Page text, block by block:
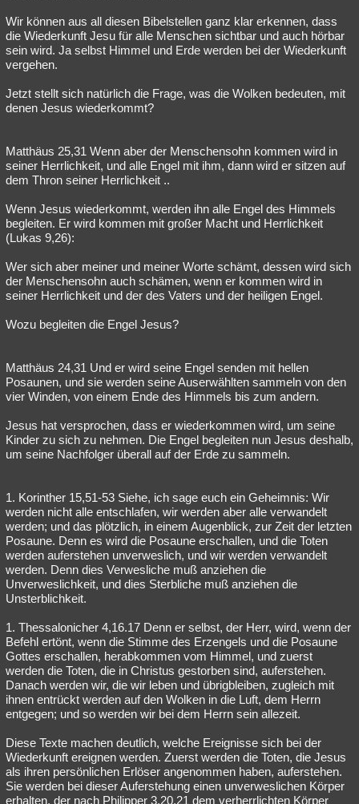
Wir können aus all diesen Bibelstellen ganz klar erkennen, dass
die Wiederkunft Jesu für alle Menschen sichtbar und auch hörbar
sein wird. Ja selbst Himmel und Erde werden bei der Wiederkunft
vergehen.
Jetzt stellt sich natürlich die Frage, was die Wolken bedeuten, mit
denen Jesus wiederkommt?
Matthäus 25,31 Wenn aber der Menschensohn kommen wird in
seiner Herrlichkeit, und alle Engel mit ihm, dann wird er sitzen auf
dem Thron seiner Herrlichkeit ..
Wenn Jesus wiederkommt, werden ihn alle Engel des Himmels
begleiten. Er wird kommen mit großer Macht und Herrlichkeit
(Lukas 9,26):
Wer sich aber meiner und meiner Worte schämt, dessen wird sich
der Menschensohn auch schämen, wenn er kommen wird in
seiner Herrlichkeit und der des Vaters und der heiligen Engel.
Wozu begleiten die Engel Jesus?
Matthäus 24,31 Und er wird seine Engel senden mit hellen
Posaunen, und sie werden seine Auserwählten sammeln von den
vier Winden, von einem Ende des Himmels bis zum andern.
Jesus hat versprochen, dass er wiederkommen wird, um seine
Kinder zu sich zu nehmen. Die Engel begleiten nun Jesus deshalb,
um seine Nachfolger überall auf der Erde zu sammeln.
1. Korinther 15,51-53 Siehe, ich sage euch ein Geheimnis: Wir
werden nicht alle entschlafen, wir werden aber alle verwandelt
werden; und das plötzlich, in einem Augenblick, zur Zeit der letzten
Posaune. Denn es wird die Posaune erschallen, und die Toten
werden auferstehen unverweslich, und wir werden verwandelt
werden. Denn dies Verwesliche muß anziehen die
Unverweslichkeit, und dies Sterbliche muß anziehen die
Unsterblichkeit.
1. Thessalonicher 4,16.17 Denn er selbst, der Herr, wird, wenn der
Befehl ertönt, wenn die Stimme des Erzengels und die Posaune
Gottes erschallen, herabkommen vom Himmel, und zuerst
werden die Toten, die in Christus gestorben sind, auferstehen.
Danach werden wir, die wir leben und übrigbleiben, zugleich mit
ihnen entrückt werden auf den Wolken in die Luft, dem Herrn
entgegen; und so werden wir bei dem Herrn sein allezeit.
Diese Texte machen deutlich, welche Ereignisse sich bei der
Wiederkunft ereignen werden. Zuerst werden die Toten, die Jesus
als ihren persönlichen Erlöser angenommen haben, auferstehen.
Sie werden bei dieser Auferstehung einen unverweslichen Körper
erhalten, der nach Philipper 3,20.21 dem verherrlichten Körper